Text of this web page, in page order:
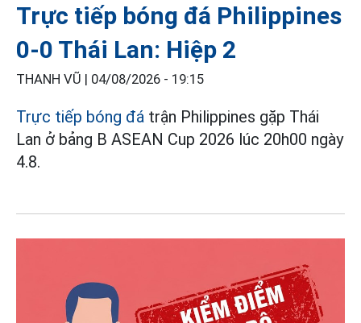
Trực tiếp bóng đá Philippines
0-0 Thái Lan: Hiệp 2
THANH VŨ | 04/08/2026 - 19:15
Trực tiếp bóng đá trận Philippines gặp Thái
Lan ở bảng B ASEAN Cup 2026 lúc 20h00 ngày
4.8.